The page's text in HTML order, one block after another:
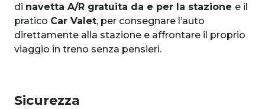
di navetta A/R gratuita da e per la stazione e il
pratico Car Valet, per consegnare l’auto
direttamente alla stazione e affrontare il proprio
viaggio in treno senza pensieri.
Sicurezza